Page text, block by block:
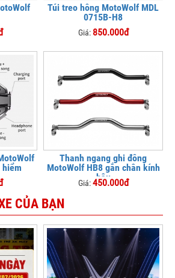
Túi treo hông MotoWolf MDL
0715B-H8
Giá: 850.000đ
hiểm
Thanh ngang ghi đông
MotoWolf HB8 gắn chân kính
hậu
Giá:450.000đ
CỦA BẠN